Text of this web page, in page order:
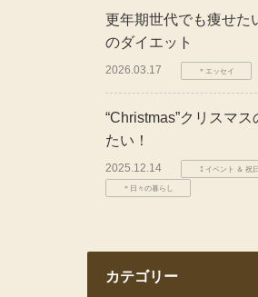
更年期世代でも痩せた
のダイエット
2026.03.17 ＊エッセイ
“Christmas”クリスマ
たい！
2025.12.14 ⁑イベント ＆ 祝日
＊日々の暮らし
カテゴリー